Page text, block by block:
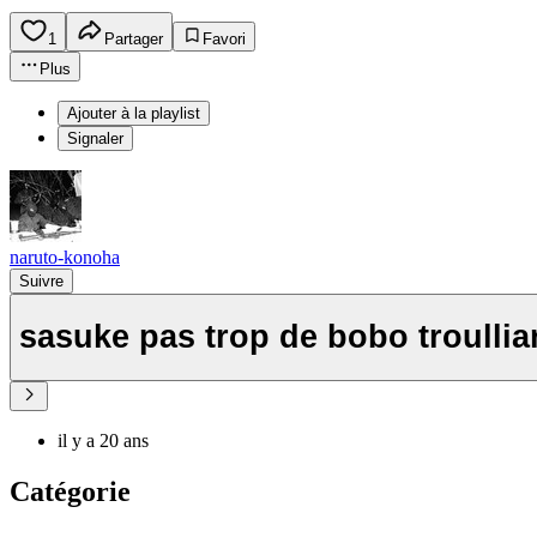
1 Partager
Favori
Plus
Ajouter à la playlist
Signaler
naruto-konoha
Suivre
sasuke pas trop de bobo
il y a 20 ans
Catégorie